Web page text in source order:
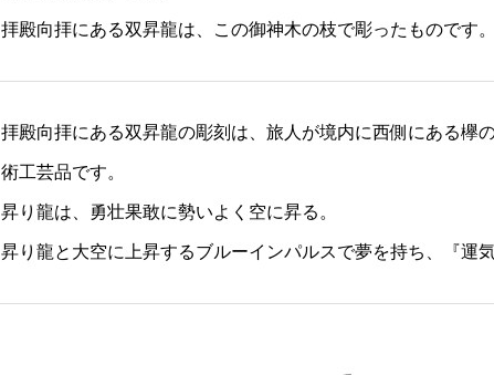
拝殿向拝にある双昇龍は、この御神木の枝で彫ったものです。
拝殿向拝にある双昇龍の彫刻は、旅人が境内に西側にある欅
術工芸品です。
昇り龍は、勇壮果敢に勢いよく空に昇る。
昇り龍と大空に上昇するブルーインパルスで夢を持ち、『運